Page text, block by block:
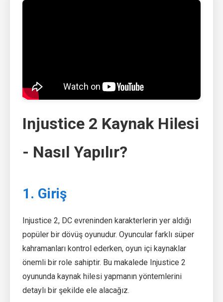
Injustice 2 Kaynak Hilesi
- Nasıl Yapılır?
1. Giriş
Injustice 2, DC evreninden karakterlerin yer aldığı
popüler bir dövüş oyunudur. Oyuncular farklı süper
kahramanları kontrol ederken, oyun içi kaynaklar
önemli bir role sahiptir. Bu makalede Injustice 2
oyununda kaynak hilesi yapmanın yöntemlerini
detaylı bir şekilde ele alacağız.